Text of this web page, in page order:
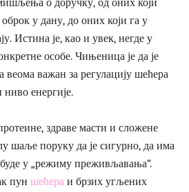
о доручку, од оних који
оброк у дану, до оних који га у
Истина је, као и увек, негде у
особе. Чињеница је да је
веома важан за регулацију шећера
енергије.
здраве масти и сложене
шаље поруку да је сигурно, да има
у „режиму преживљавања“.
пун шећера и брзих угљених